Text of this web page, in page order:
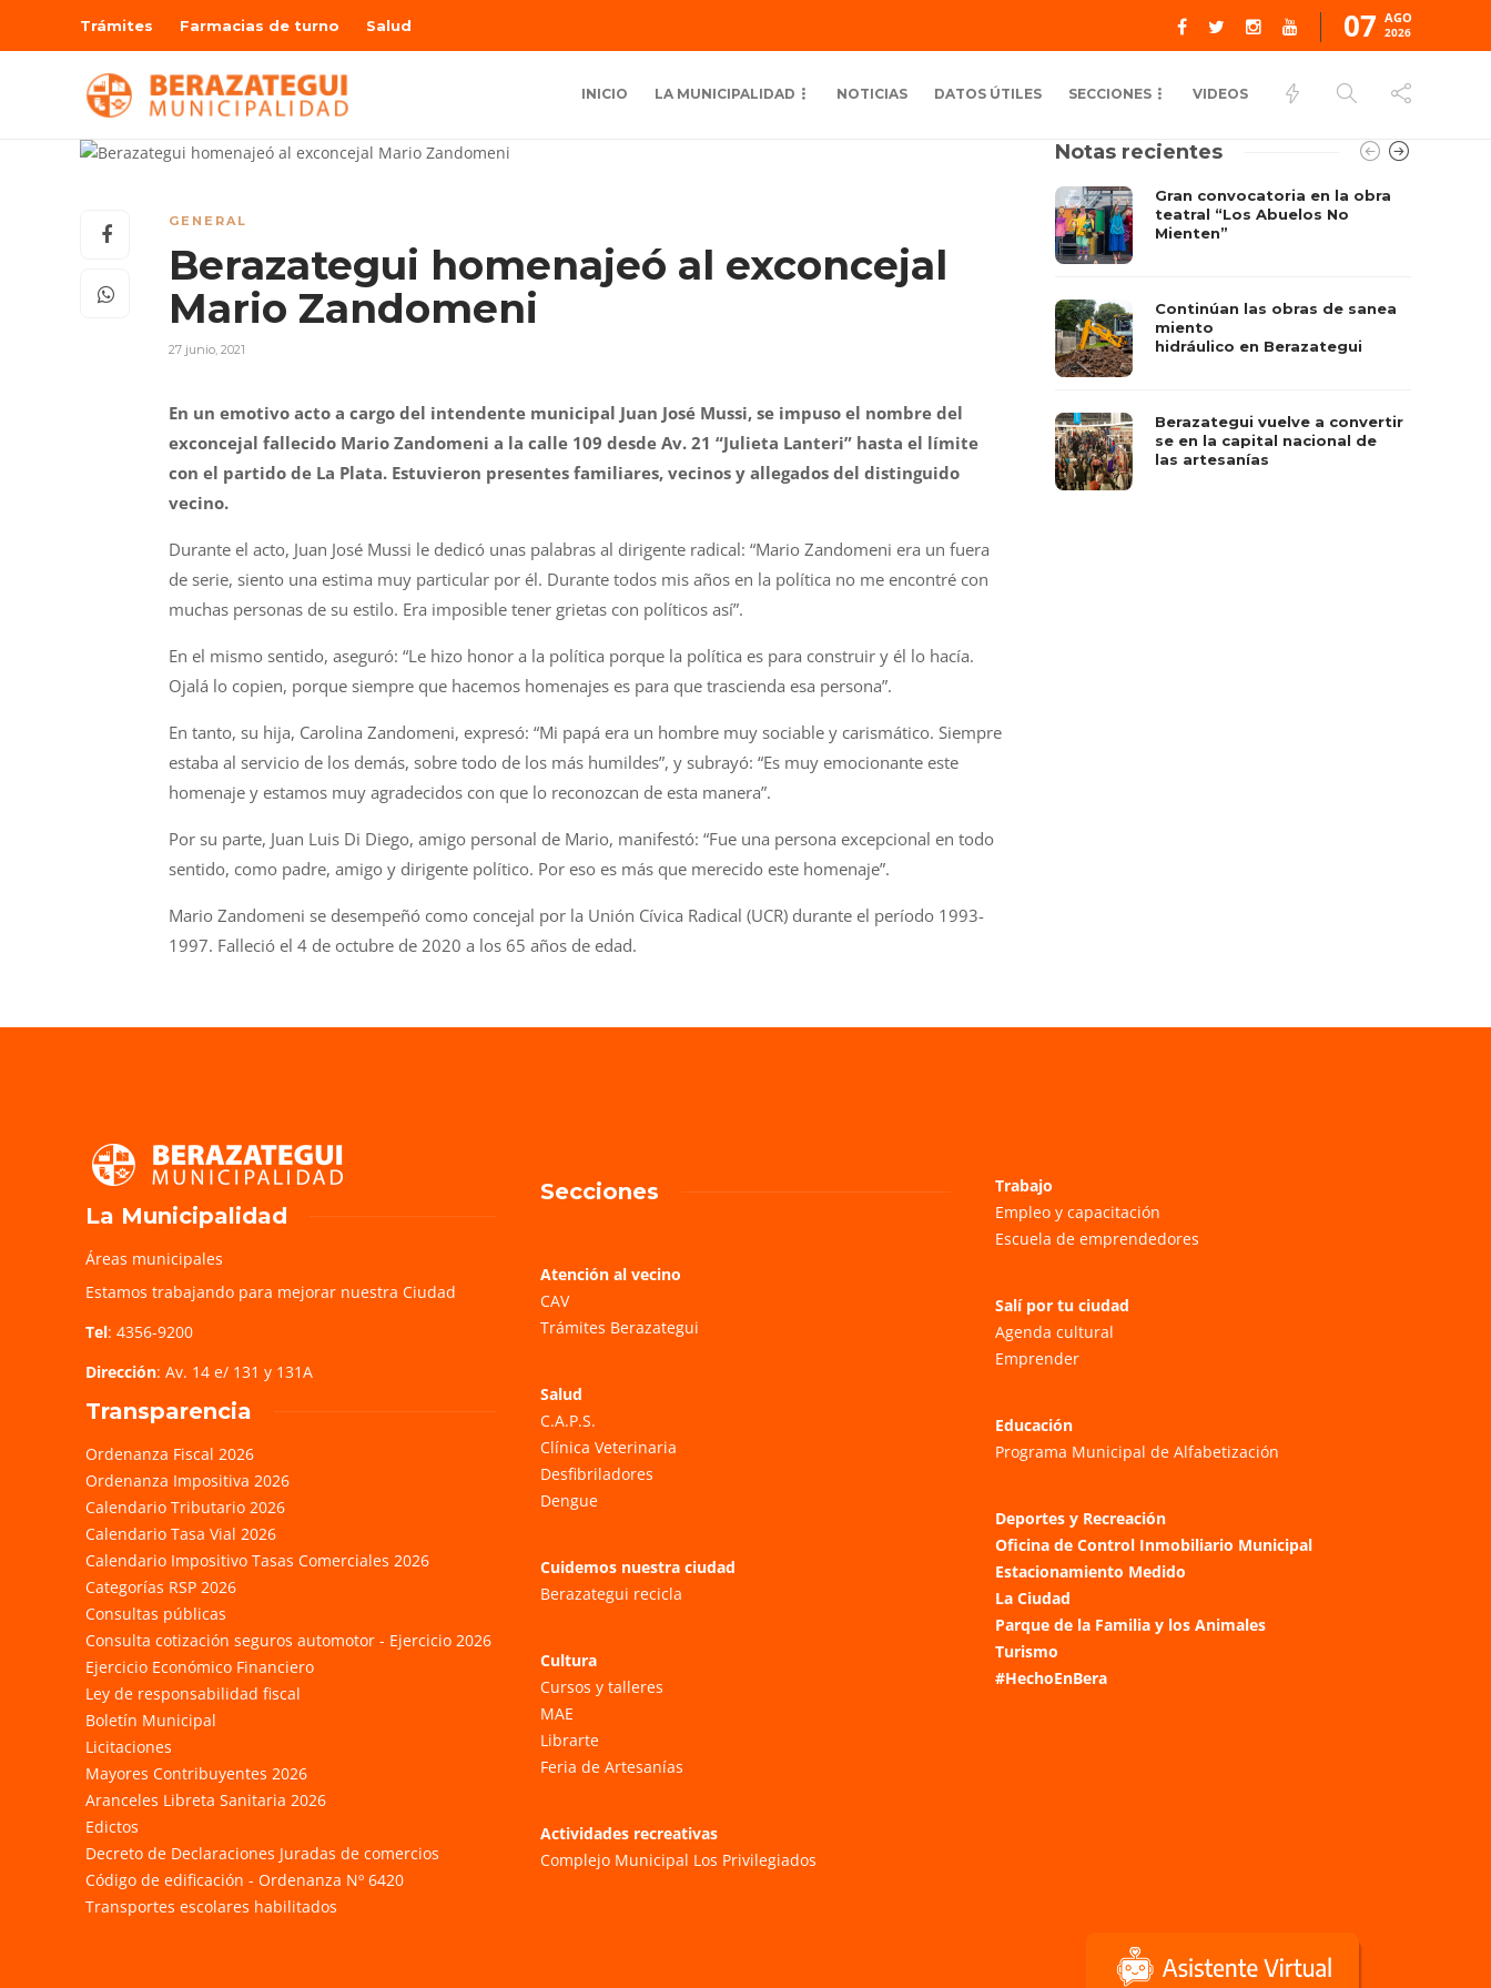
Trámites Farmacias de turno Salud 07 AGO
2026
INICIO LA MUNICIPALIDAD NOTICIAS DATOS ÚTILES SECCIONES VIDEOS
GENERAL
Berazategui homenajeó al exconcejal
Mario Zandomeni
27 junio, 2021
En un emotivo acto a cargo del intendente municipal Juan José Mussi, se impuso el nombre del
exconcejal fallecido Mario Zandomeni a la calle 109 desde Av. 21 “Julieta Lanteri” hasta el límite
con el partido de La Plata. Estuvieron presentes familiares, vecinos y allegados del distinguido
vecino.
Durante el acto, Juan José Mussi le dedicó unas palabras al dirigente radical: “Mario Zandomeni era un fuera
de serie, siento una estima muy particular por él. Durante todos mis años en la política no me encontré con
muchas personas de su estilo. Era imposible tener grietas con políticos así”.
En el mismo sentido, aseguró: “Le hizo honor a la política porque la política es para construir y él lo hacía.
Ojalá lo copien, porque siempre que hacemos homenajes es para que trascienda esa persona”.
En tanto, su hija, Carolina Zandomeni, expresó: “Mi papá era un hombre muy sociable y carismático. Siempre
estaba al servicio de los demás, sobre todo de los más humildes”, y subrayó: “Es muy emocionante este
homenaje y estamos muy agradecidos con que lo reconozcan de esta manera”.
Por su parte, Juan Luis Di Diego, amigo personal de Mario, manifestó: “Fue una persona excepcional en todo
sentido, como padre, amigo y dirigente político. Por eso es más que merecido este homenaje”.
Mario Zandomeni se desempeñó como concejal por la Unión Cívica Radical (UCR) durante el período 1993-
1997. Falleció el 4 de octubre de 2020 a los 65 años de edad.
Notas recientes
Gran convocatoria en la obra
teatral “Los Abuelos No
Mienten”
Continúan las obras de sanea
miento
hidráulico en Berazategui
Berazategui vuelve a convertir
se en la capital nacional de
las artesanías
La Municipalidad
Áreas municipales
Estamos trabajando para mejorar nuestra Ciudad
Tel: 4356-9200
Dirección: Av. 14 e/ 131 y 131A
Transparencia
Ordenanza Fiscal 2026
Ordenanza Impositiva 2026
Calendario Tributario 2026
Calendario Tasa Vial 2026
Calendario Impositivo Tasas Comerciales 2026
Categorías RSP 2026
Consultas públicas
Consulta cotización seguros automotor - Ejercicio 2026
Ejercicio Económico Financiero
Ley de responsabilidad fiscal
Boletín Municipal
Licitaciones
Mayores Contribuyentes 2026
Aranceles Libreta Sanitaria 2026
Edictos
Decreto de Declaraciones Juradas de comercios
Código de edificación - Ordenanza Nº 6420
Transportes escolares habilitados
Secciones
Atención al vecino
CAV
Trámites Berazategui
Salud
C.A.P.S.
Clínica Veterinaria
Desfibriladores
Dengue
Cuidemos nuestra ciudad
Berazategui recicla
Cultura
Cursos y talleres
MAE
Librarte
Feria de Artesanías
Actividades recreativas
Complejo Municipal Los Privilegiados
Trabajo
Empleo y capacitación
Escuela de emprendedores
Salí por tu ciudad
Agenda cultural
Emprender
Educación
Programa Municipal de Alfabetización
Deportes y Recreación
Oficina de Control Inmobiliario Municipal
Estacionamiento Medido
La Ciudad
Parque de la Familia y los Animales
Turismo
#HechoEnBera